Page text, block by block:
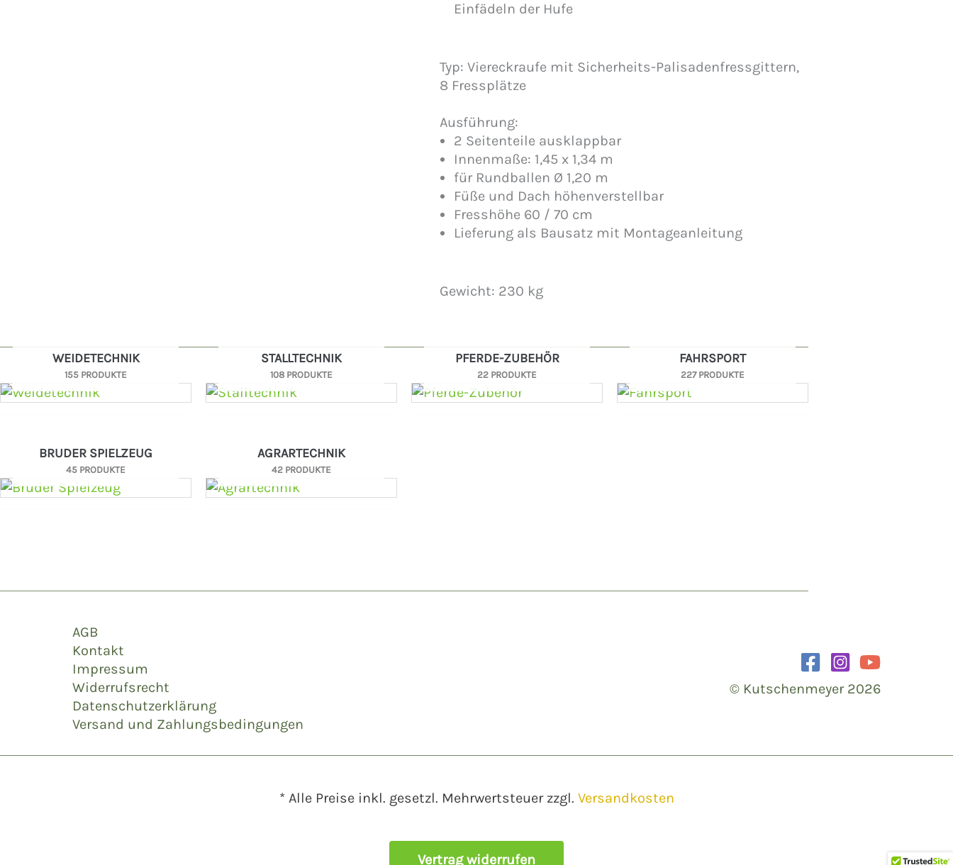
Einfädeln der Hufe
Typ: Viereckraufe mit Sicherheits-Palisadenfressgittern,
8 Fressplätze
Ausführung:
2 Seitenteile ausklappbar
Innenmaße: 1,45 x 1,34 m
für Rundballen Ø 1,20 m
Füße und Dach höhenverstellbar
Fresshöhe 60 / 70 cm
Lieferung als Bausatz mit Montageanleitung
Gewicht: 230 kg
WEIDETECHNIK
155 PRODUKTE
STALLTECHNIK
108 PRODUKTE
PFERDE-ZUBEHÖR
22 PRODUKTE
FAHRSPORT
227 PRODUKTE
BRUDER SPIELZEUG
45 PRODUKTE
AGRARTECHNIK
42 PRODUKTE
AGB
Kontakt
Impressum
Widerrufsrecht
Datenschutzerklärung
Versand und Zahlungsbedingungen
© Kutschenmeyer 2026
* Alle Preise inkl. gesetzl. Mehrwertsteuer zzgl. Versandkosten
Vertrag widerrufen